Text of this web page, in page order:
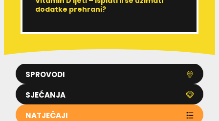
SPROVODI
SJEĆANJA
NATJEČAJI
dodatke prehrani?